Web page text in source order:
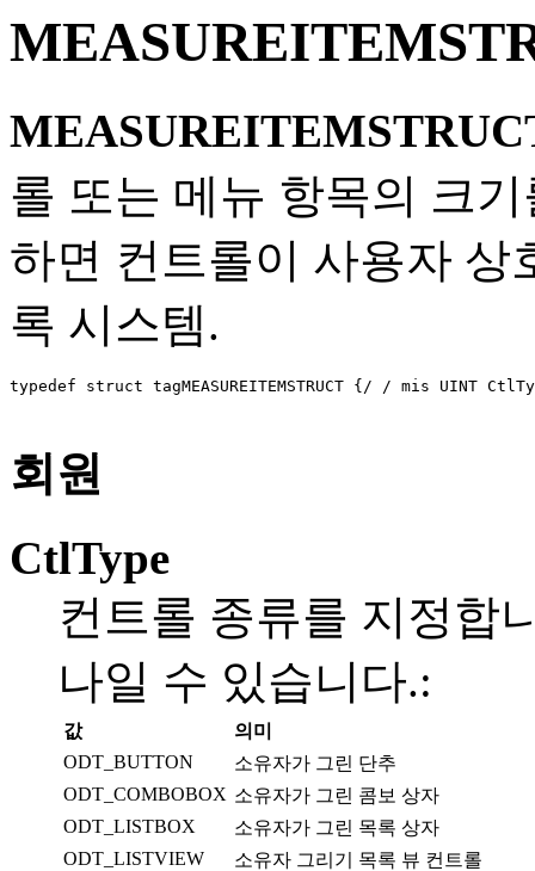
롤 또는 메뉴 항목의 크
하면 컨트롤이 사용자 상
록 시스템.
typedef struct tagMEASUREITEMSTRUCT {/ / mis UINT
회원
CtlType
컨트롤 종류를 지정합
나일 수 있습니다.:
값
의미
ODT_BUTTON
소유자가 그린 단추
ODT_COMBOBOX 소유자가 그린 콤보 상자
ODT_LISTBOX
소유자가 그린 목록 상자
ODT_LISTVIEW
소유자 그리기 목록 뷰 컨트롤